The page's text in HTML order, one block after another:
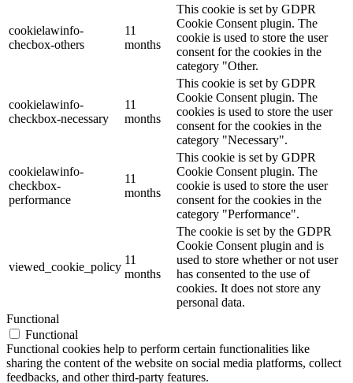
cookielawinfo-
checbox-others
11
months
This cookie is set by GDPR
Cookie Consent plugin. The
cookie is used to store the user
consent for the cookies in the
category "Other.
cookielawinfo-
checkbox-necessary
11
months
This cookie is set by GDPR
Cookie Consent plugin. The
cookies is used to store the user
consent for the cookies in the
category "Necessary".
cookielawinfo-
checkbox-
performance
11
months
This cookie is set by GDPR
Cookie Consent plugin. The
cookie is used to store the user
consent for the cookies in the
category "Performance".
viewed_cookie_policy
11
months
The cookie is set by the GDPR
Cookie Consent plugin and is
used to store whether or not user
has consented to the use of
cookies. It does not store any
personal data.
Functional
Functional
Functional cookies help to perform certain functionalities like
sharing the content of the website on social media platforms, collect
feedbacks, and other third-party features.